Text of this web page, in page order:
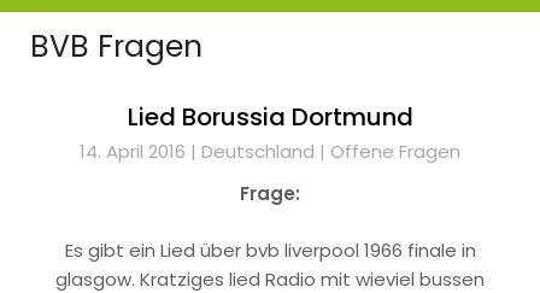
BVB Fragen
Lied Borussia Dortmund
14. April 2016 | Deutschland | Offene Fragen
Frage:
Es gibt ein Lied über bvb liverpool 1966 finale in
glasgow. Kratziges lied Radio mit wieviel bussen